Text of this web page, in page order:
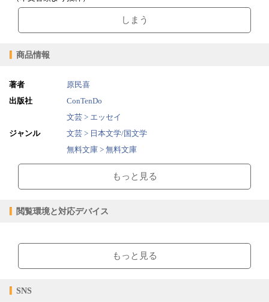
しまう
商品情報
著者
原民喜
出版社
ConTenDo
ジャンル
文芸 > エッセイ
文芸 > 日本文学/国文学
無料文庫 > 無料文庫
販売開始日
2015/03/11
【販売形態】
もっと見る
閲覧環境と対応デバイス
ブラウザビューア・PC版ConTenDoビューア・モバイルビューア
【対応デバイス】
もっと見る
SNS